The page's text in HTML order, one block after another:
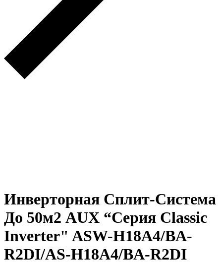
Инверторная Сплит-Система
До 50м2 AUX “Серия Classic
Inverter" ASW-H18A4/BA-
R2DI/AS-H18A4/BA-R2DI